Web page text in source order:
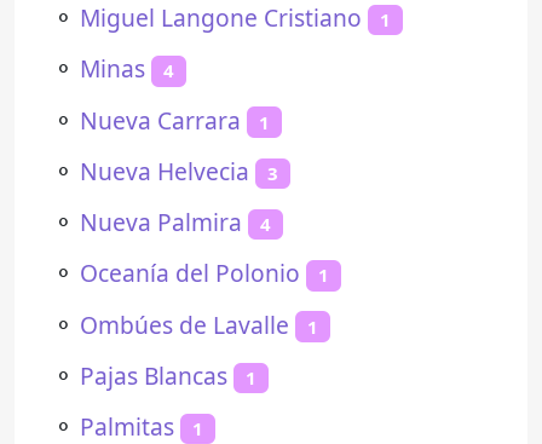
⚬ Miguel Langone Cristiano 1
⚬ Minas 4
⚬ Nueva Carrara 1
⚬ Nueva Helvecia 3
⚬ Nueva Palmira 4
⚬ Oceanía del Polonio 1
⚬ Ombúes de Lavalle 1
⚬ Pajas Blancas 1
⚬ Palmitas 1